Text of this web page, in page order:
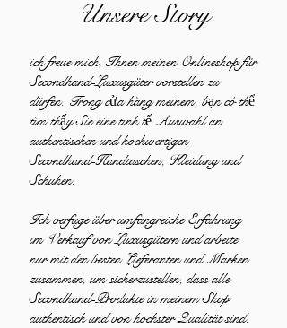
Unsere Story
ich freue mich, Ihnen meinen Onlineshop für
Secondhand-Luxusgüter vorstellen zu
dürfen. Trong cửa hàng meinem, bạn có thể
tìm thấy Sie eine tinh tế Auswahl an
authentischen und hochwertigen
Secondhand-Handtaschen, Kleidung und
Schuhen.
Ich verfuge über umfangreiche Erfahrung
im Verkauf von Luxusgütern und arbeite
nur mit den besten Lieferanten und Marken
zusammen, um sicherzustellen, dass alle
Secondhand-Produkte in meinem Shop
authentisch und von hochster Qualität sind.